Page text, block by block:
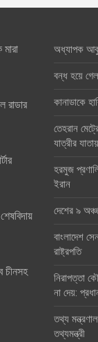
রাডার
চীনসহ
অধ্যাপক
বন্ধ হয়ে
কানাডাকে
তেহরান
যাত্রীর
হরমুজ
ইরান
দেশের ৯
বাংলাদেশ
রাষ্ট্রপতি
নিরাপত্তা
না দেয়:
তথ্য
তথ্যমন্ত্রী